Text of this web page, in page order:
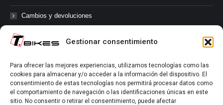
Gestionar consentimiento
Para ofrecer las mejores experiencias, utilizamos tecnologías como las
cookies para almacenar y/o acceder a la información del dispositivo. El
consentimiento de estas tecnologías nos permitirá procesar datos como
el comportamiento de navegación o las identificaciones únicas en este
sitio. No consentir o retirar el consentimiento, puede afectar
Cambios y devoluciones
@tbikes.cat #tbikes
Síguenos en las redes sociales de Tbikes, mantente informado de
nuestras novedades, productos, salidas en grupo, ofertas, sorteos ...
y muchos más!